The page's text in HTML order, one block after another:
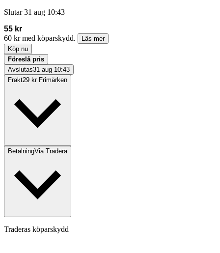
Slutar 31 aug 10:43
55 kr
60 kr med köparskydd.
Läs mer
Köp nu
Föreslå pris
Avslutas31 aug 10:43
Frakt29 kr Frimärken
BetalningVia Tradera
Traderas köparskydd